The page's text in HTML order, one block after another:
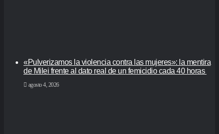
«Pulverizamos la violencia contra las mujeres»: la mentira
de Milei frente al dato real de un femicidio cada 40 horas
agosto 4, 2026